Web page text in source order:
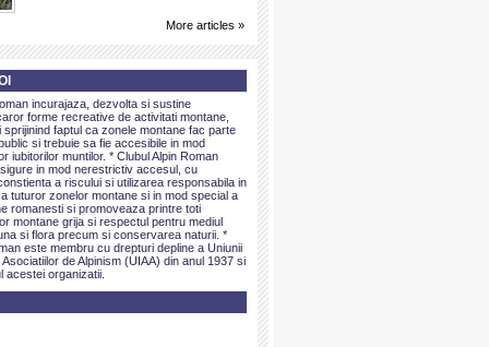
More articles »
incurajaza, dezvolta si sustine
forme recreative de activitati montane,
faptul ca zonele montane fac parte
si trebuie sa fie accesibile in mod
iubitorilor muntilor. * Clubul Alpin Roman
in mod nerestrictiv accesul, cu
a riscului si utilizarea responsabila in
tuturor zonelor montane si in mod special a
romanesti si promoveaza printre toti
montane grija si respectul pentru mediul
si flora precum si conservarea naturii. *
este membru cu drepturi depline a Uniunii
de Alpinism (UIAA) din anul 1937 si
acestei organizatii.